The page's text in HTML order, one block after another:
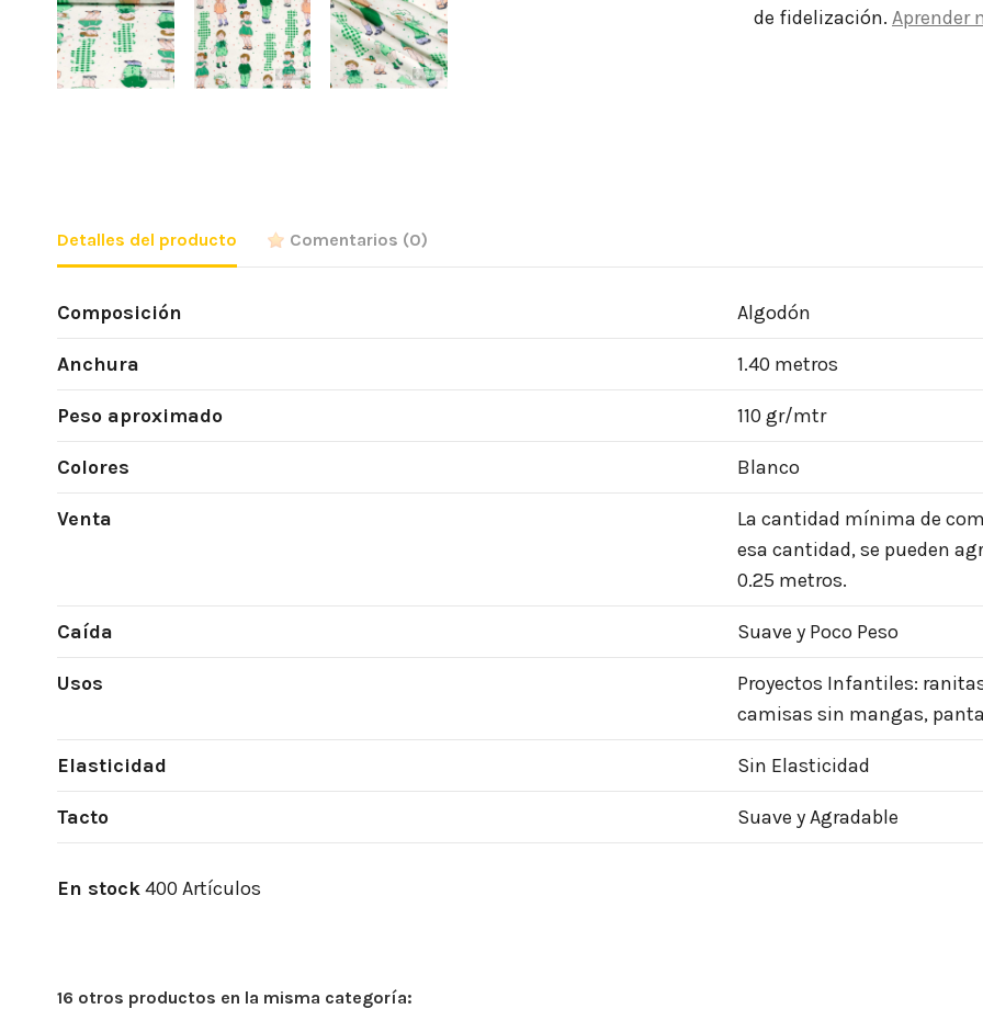
de fidelización. Aprender
Detalles del producto Comentarios (0)
Composición Algodón
Anchura 1.40 metros
Peso aproximado 110 gr/mtr
Colores Blanco
Venta
La cantidad mínima de
esa cantidad, se pueden
0.25 metros.
Caída Suave y Poco Peso
Usos
Proyectos Infantiles:
camisas sin mangas,
Elasticidad Sin Elasticidad
Tacto Suave y Agradable
En stock400 Artículos
16 otros productos en la misma categoría: